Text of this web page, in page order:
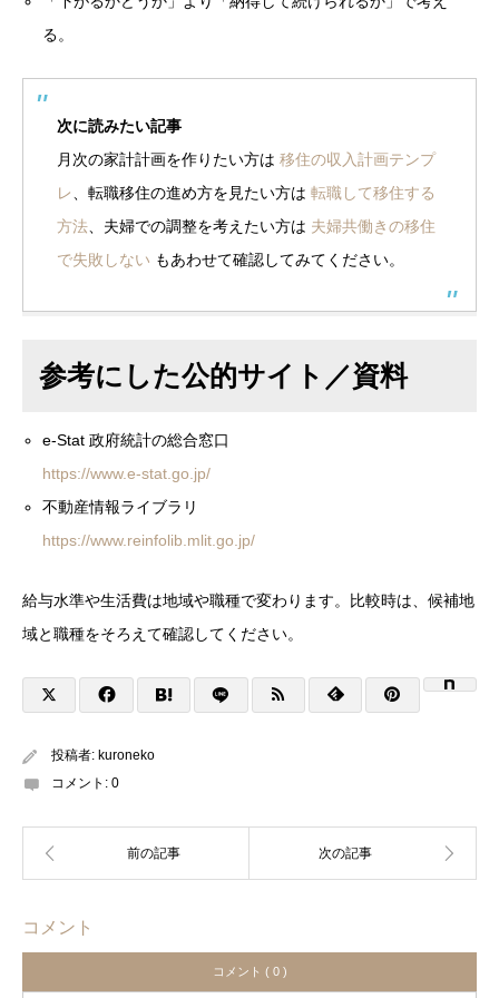
る。
次に読みたい記事
月次の家計計画を作りたい方は 移住の収入計画テンプ
レ
、転職移住の進め方を見たい方は 転職して移住する
方法 、夫婦での調整を考えたい方は 夫婦共働きの移住
で失敗しない もあわせて確認してみてください。
参考にした公的サイト／資料
e-Stat 政府統計の総合窓口
https://www.e-stat.go.jp/
不動産情報ライブラリ
https://www.reinfolib.mlit.go.jp/
給与水準や生活費は地域や職種で変わります。比較時は、候補地
域と職種をそろえて確認してください。
投稿者: kuroneko
コメント: 0
コメント
コメント ( 0 )